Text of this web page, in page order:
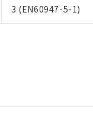
3 (EN60947-5-1)